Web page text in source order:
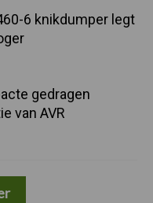
6 knikdumper legt
gedragen
van AVR